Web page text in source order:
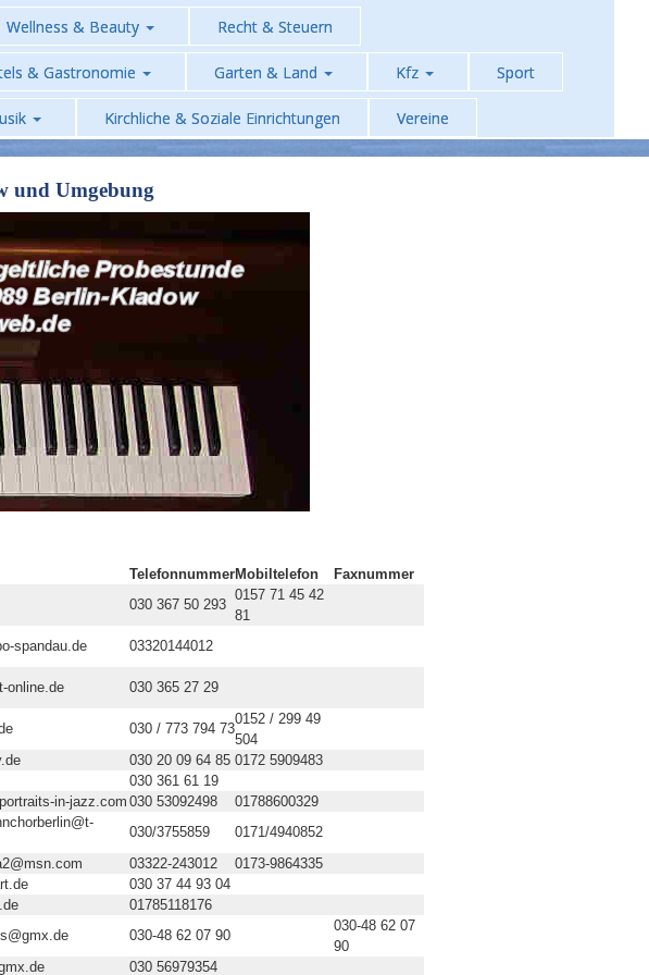
Wellness & Beauty Recht & Steuern
& Gastronomie Garten & Land Kfz Sport
Kirchliche & Soziale Einrichtungen Vereine
und Umgebung
TelefonnummerMobiltelefon
Faxnummer
030 367 50 293
0157 71 45 42
81
spandau.de 03320144012
online.de 030 365 27 29
030 / 773 794 73
0152 / 299 49
504
030 20 09 64 85 0172 5909483
030 361 61 19
in-jazz.com 030 53092498
01788600329
030/3755859
0171/4940852
03322-243012
0173-9864335
030 37 44 93 04
01785118176
030-48 62 07 90
030-48 62 07
90
030 56979354